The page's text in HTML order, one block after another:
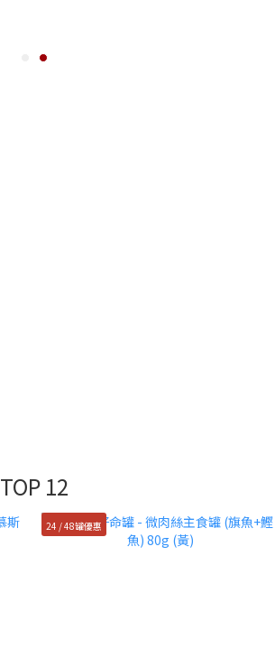
TOP 12
24 / 48罐優惠